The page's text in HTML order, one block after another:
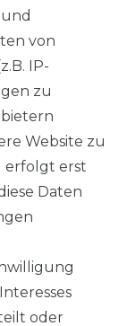
:
von
IP-
zu
Website zu
erfolgt erst
Daten
oder